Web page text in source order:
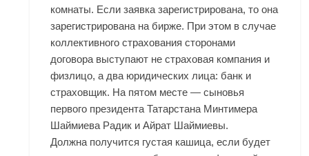
комнаты. Если заявка зарегистрирована, то она
зарегистрирована на бирже. При этом в случае
коллективного страхования сторонами
договора выступают не страховая компания и
физлицо, а два юридических лица: банк и
страховщик. На пятом месте — сыновья
первого президента Татарстана Минтимера
Шаймиева Радик и Айрат Шаймиевы.
Должна получится густая кашица, если будет